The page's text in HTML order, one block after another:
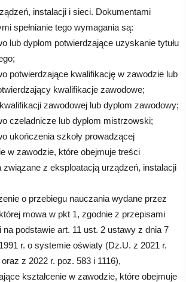
instalacji i sieci. Dokumentami
spełnianie tego wymagania są:
lub dyplom potwierdzające uzyskanie tytułu
potwierdzające kwalifikację w zawodzie lub
kwalifikacje zawodowe;
zawodowej lub dyplom zawodowy;
czeladnicze lub dyplom mistrzowski;
ukończenia szkoły prowadzącej
w zawodzie, które obejmuje treści
związane z eksploatacją urządzeń, instalacji
o przebiegu nauczania wydane przez
mowa w pkt 1, zgodnie z przepisami
na podstawie art. 11 ust. 2 ustawy z dnia 7
r. o systemie oświaty (Dz.U. z 2021 r.
z 2022 r. poz. 583 i 1116),
kształcenie w zawodzie, które obejmuje